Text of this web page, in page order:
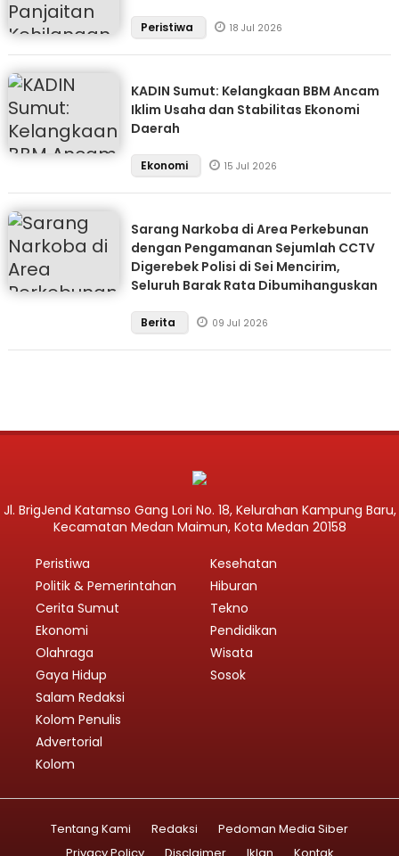
Peristiwa 18 Jul 2026
KADIN Sumut: Kelangkaan BBM Ancam
Iklim Usaha dan Stabilitas Ekonomi
Daerah
Ekonomi 15 Jul 2026
Sarang Narkoba di Area Perkebunan
dengan Pengamanan Sejumlah CCTV
Digerebek Polisi di Sei Mencirim,
Seluruh Barak Rata Dibumihanguskan
Berita 09 Jul 2026
Jl. BrigJend Katamso Gang Lori No. 18, Kelurahan Kampung Baru,
Kecamatan Medan Maimun, Kota Medan 20158
Peristiwa
Politik & Pemerintahan
Cerita Sumut
Ekonomi
Olahraga
Gaya Hidup
Kesehatan
Hiburan
Tekno
Pendidikan
Wisata
Sosok
Salam Redaksi
Kolom Penulis
Advertorial
Kolom
Tentang Kami Redaksi
Pedoman Media Siber